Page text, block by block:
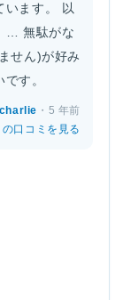
います。 以
… 無駄がな
せん)が好み
す。
・5 年前
口コミを見る